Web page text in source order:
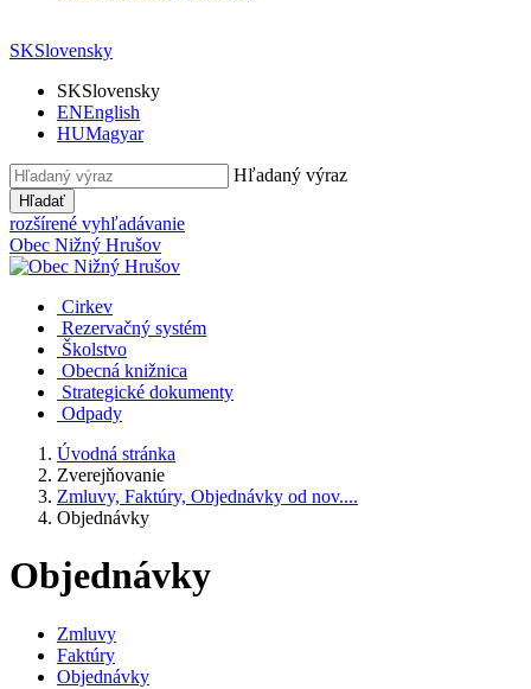
SKSlovensky
SKSlovensky
ENEnglish
HUMagyar
Hľadaný výraz
Hľadať
rozšírené vyhľadávanie
Obec Nižný Hrušov
Cirkev
Rezervačný systém
Školstvo
Obecná knižnica
Strategické dokumenty
Odpady
Úvodná stránka
Zverejňovanie
Zmluvy, Faktúry, Objednávky od nov....
Objednávky
Objednávky
Zmluvy
Faktúry
Objednávky